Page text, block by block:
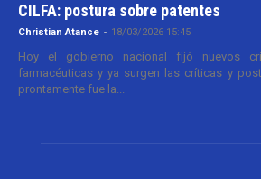
CILFA: postura sobre patentes
Christian Atance - 18/03/2026 15:45
Hoy el gobierno nacional fijó nuevos
farmacéuticas y ya surgen las críticas y
prontamente fue la...